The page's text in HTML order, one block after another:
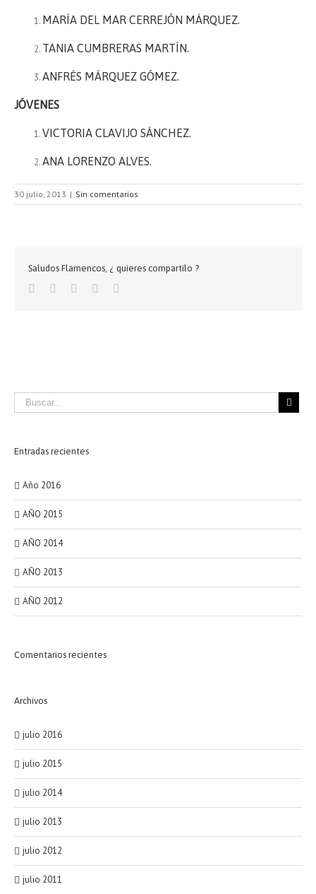
MARÍA DEL MAR CERREJÓN MÁRQUEZ.
TANIA CUMBRERAS MARTÍN.
ANFRÉS MÁRQUEZ GÓMEZ.
JÓVENES
VICTORIA CLAVIJO SÁNCHEZ.
ANA LORENZO ALVES.
30 julio, 2013 | Sin comentarios
Saludos Flamencos, ¿ quieres compartilo ?
Facebook
TwitterGoogle+Pinterest
Entradas recientes
Año 2016
AÑO 2015
AÑO 2014
AÑO 2013
AÑO 2012
Comentarios recientes
Archivos
julio 2016
julio 2015
julio 2014
julio 2013
julio 2012
julio 2011